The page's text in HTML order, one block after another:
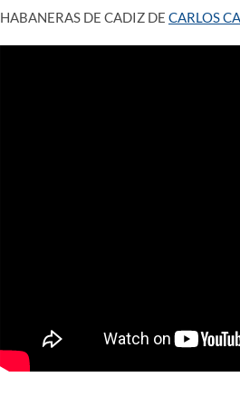
HABANERAS DE CADIZ DE CARLOS